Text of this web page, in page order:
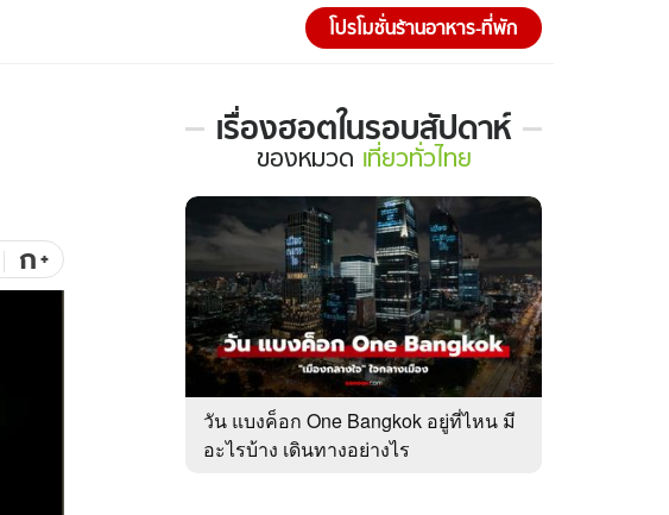
ดูทีวี
WeTV
ความรู้รอบตัว
ฮาวทู
โปรโมชั่นร้านอาหาร-ที่พัก
ก+
เรื่องฮอตในรอบสัปดาห์
เรื่อง
ใน
รอบ
สัปดาห์
ของ
หมวด
เที่ยว
ทั่ว
ไทย
ของหมวด เที่ยวทั่วไทย
วัน แบงค็อก One Bangkok อยู่ที่ไหน มี
อะไรบ้าง เดินทางอย่างไร